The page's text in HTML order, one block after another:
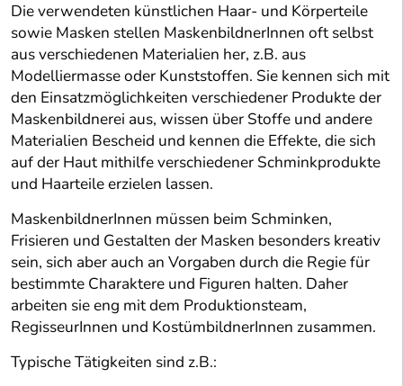
Die verwendeten künstlichen Haar- und Körperteile
sowie Masken stellen MaskenbildnerInnen oft selbst
aus verschiedenen Materialien her, z.B. aus
Modelliermasse oder Kunststoffen. Sie kennen sich mit
den Einsatzmöglichkeiten verschiedener Produkte der
Maskenbildnerei aus, wissen über Stoffe und andere
Materialien Bescheid und kennen die Effekte, die sich
auf der Haut mithilfe verschiedener Schminkprodukte
und Haarteile erzielen lassen.
MaskenbildnerInnen müssen beim Schminken,
Frisieren und Gestalten der Masken besonders kreativ
sein, sich aber auch an Vorgaben durch die Regie für
bestimmte Charaktere und Figuren halten. Daher
arbeiten sie eng mit dem Produktionsteam,
RegisseurInnen und KostümbildnerInnen zusammen.
Typische Tätigkeiten sind z.B.: